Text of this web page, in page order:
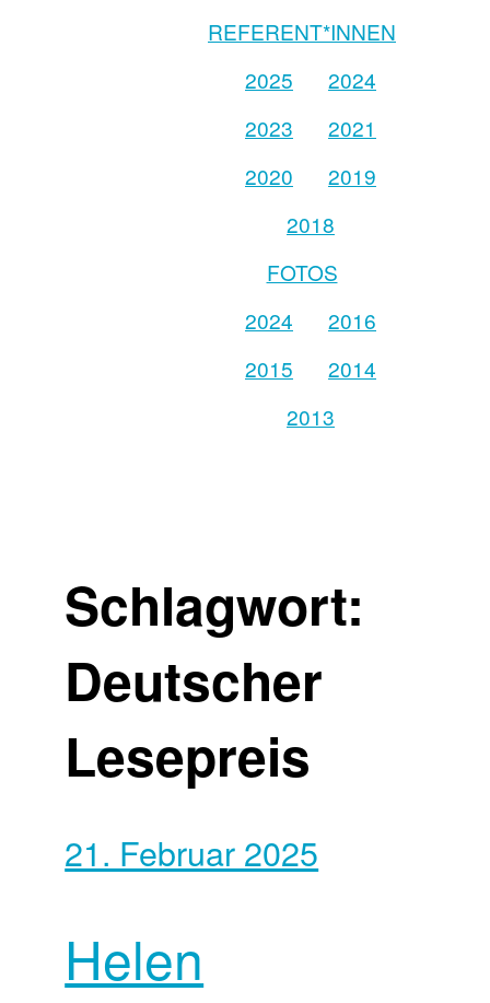
REFERENT*INNEN
2025
2024
2023
2021
2020
2019
2018
FOTOS
2024
2016
2015
2014
2013
Schlagwort:
Deutscher
Lesepreis
21. Februar 2025
Helen